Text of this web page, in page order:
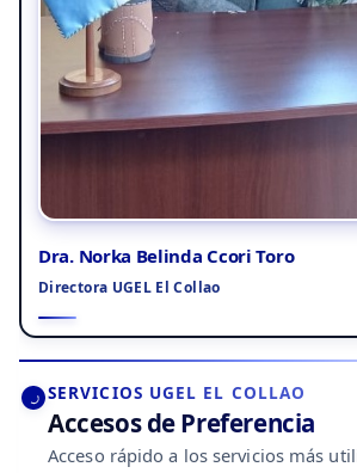
Dra. Norka Belinda Ccori Toro
Directora UGEL El Collao
SERVICIOS UGEL EL COLLAO
Accesos de Preferencia
Acceso rápido a los servicios más